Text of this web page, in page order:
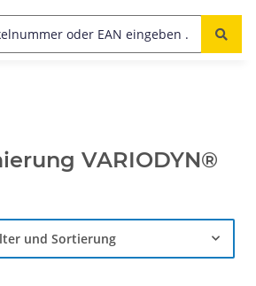
VARIODYN®
und Sortierung